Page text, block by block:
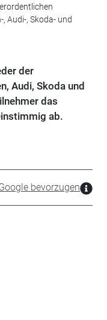
Audi-, Skoda- und
der
Audi, Skoda und
das
ab.
bevorzugen